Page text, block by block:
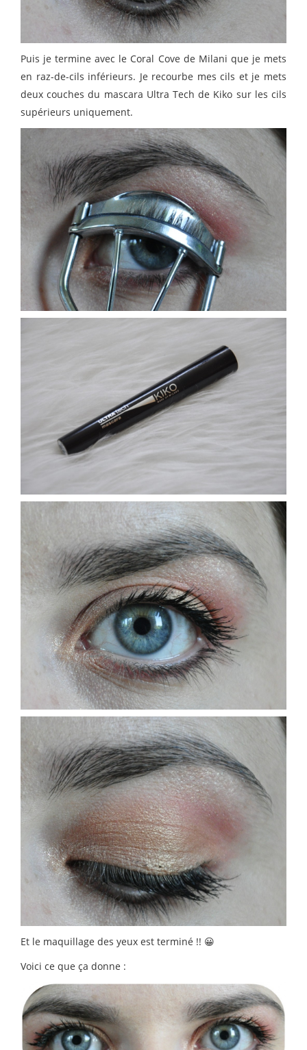
Puis je termine avec le Coral Cove de Milani que je mets
en raz-de-cils inférieurs. Je recourbe mes cils et je mets
deux couches du mascara Ultra Tech de Kiko sur les cils
supérieurs uniquement.
Et le maquillage des yeux est terminé !! 😀
Voici ce que ça donne :